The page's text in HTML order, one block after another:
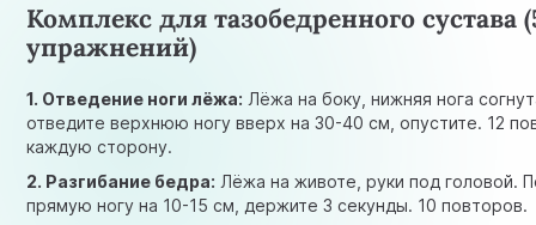
Комплекс для тазобедренного сустава
упражнений)
1. Отведение ноги лёжа: Лёжа на боку, нижняя нога
отведите верхнюю ногу вверх на 30-40 см, опустите. 12
каждую сторону.
2. Разгибание бедра: Лёжа на животе, руки под головой.
прямую ногу на 10-15 см, держите 3 секунды. 10 повторов.